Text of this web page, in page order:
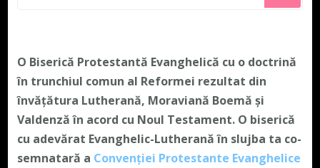
O Biserică Protestantă Evanghelică cu o doctrină
în trunchiul comun al Reformei rezultat din
învățătura Lutherană, Moraviană Boemă și
Valdenză în acord cu Noul Testament. O biserică
cu adevărat Evanghelic-Lutherană în slujba ta co-
semnatară a Convenției Protestante Evanghelice